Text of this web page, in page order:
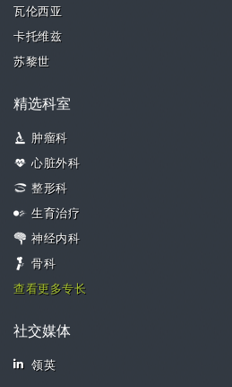
瓦伦西亚
卡托维兹
苏黎世
精选科室
肿瘤科
心脏外科
整形科
生育治疗
神经内科
骨科
查看更多专长
社交媒体
领英